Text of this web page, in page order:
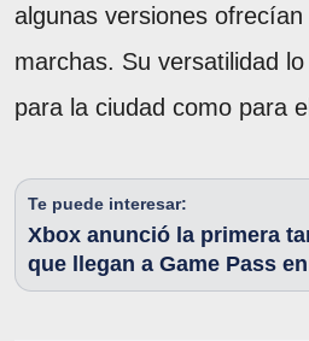
algunas versiones
marchas. Su versatilidad
para la ciudad como para
Te puede interesar:
Xbox anunció la primera
que llegan a Game Pass